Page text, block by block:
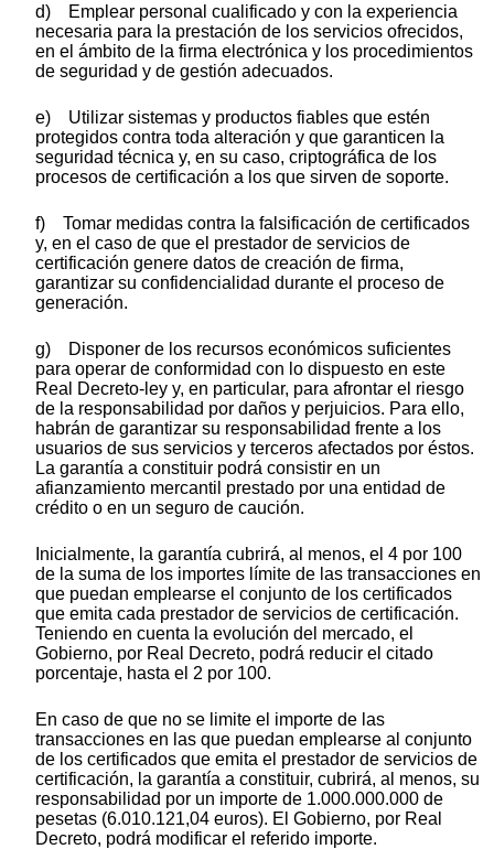
d) Emplear personal cualificado y con la experiencia
necesaria para la prestación de los servicios ofrecidos,
en el ámbito de la firma electrónica y los procedimientos
de seguridad y de gestión adecuados.
e) Utilizar sistemas y productos fiables que estén
protegidos contra toda alteración y que garanticen la
seguridad técnica y, en su caso, criptográfica de los
procesos de certificación a los que sirven de soporte.
f) Tomar medidas contra la falsificación de certificados
y, en el caso de que el prestador de servicios de
certificación genere datos de creación de firma,
garantizar su confidencialidad durante el proceso de
generación.
g) Disponer de los recursos económicos suficientes
para operar de conformidad con lo dispuesto en este
Real Decreto-ley y, en particular, para afrontar el riesgo
de la responsabilidad por daños y perjuicios. Para ello,
habrán de garantizar su responsabilidad frente a los
usuarios de sus servicios y terceros afectados por éstos.
La garantía a constituir podrá consistir en un
afianzamiento mercantil prestado por una entidad de
crédito o en un seguro de caución.
Inicialmente, la garantía cubrirá, al menos, el 4 por 100
de la suma de los importes límite de las transacciones en
que puedan emplearse el conjunto de los certificados
que emita cada prestador de servicios de certificación.
Teniendo en cuenta la evolución del mercado, el
Gobierno, por Real Decreto, podrá reducir el citado
porcentaje, hasta el 2 por 100.
En caso de que no se limite el importe de las
transacciones en las que puedan emplearse al conjunto
de los certificados que emita el prestador de servicios de
certificación, la garantía a constituir, cubrirá, al menos, su
responsabilidad por un importe de 1.000.000.000 de
pesetas (6.010.121,04 euros). El Gobierno, por Real
Decreto, podrá modificar el referido importe.